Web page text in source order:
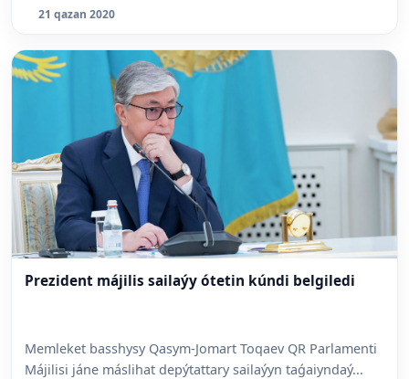
21 qazan 2020
Prezident májilis sailaýy ótetin kúndi belgiledi
Memleket basshysy Qasym-Jomart Toqaev QR Parlamenti
Májilisi jáne máslihat depýtattary sailaýyn taǵaiyndaý...